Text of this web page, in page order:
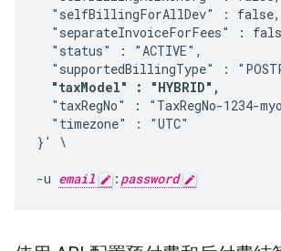
  "selfBillingForAllDev" : false,
"separateInvoiceForFees" :
  "status" : "ACTIVE",
"supportedBillingType" :
"taxModel" : "HYBRID",
"taxRegNo" : "TaxRegNo-1234-
  "timezone" : "UTC"
}' \
-u email : password